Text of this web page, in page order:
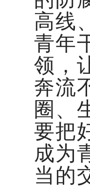
高线
青年
领，
奔流
圈、
要把
成为
当的